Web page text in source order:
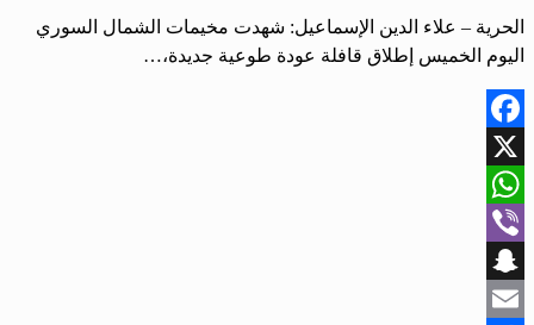
الحرية – علاء الدين الإسماعيل: شهدت مخيمات الشمال السوري
اليوم الخميس إطلاق قافلة عودة طوعية جديدة،…
Facebook
X
WhatsApp
Viber
Snapchat